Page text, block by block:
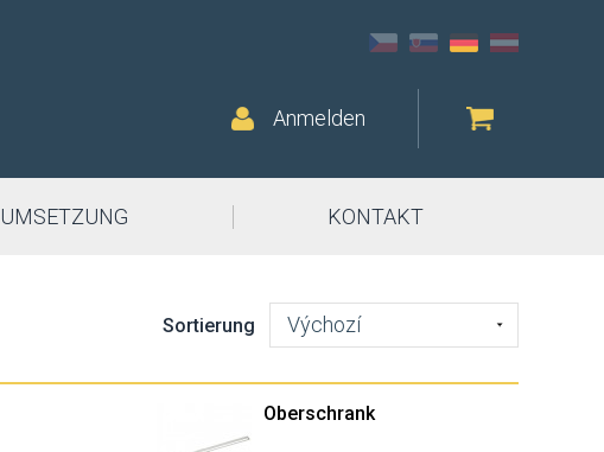
Anmelden
UMSETZUNG KONTAKT
Sortierung Výchozí
Oberschrank